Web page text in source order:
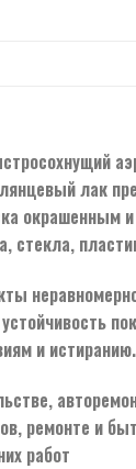
лак
окрашенным
стекла,
и истиранию.
ремонте и
работ